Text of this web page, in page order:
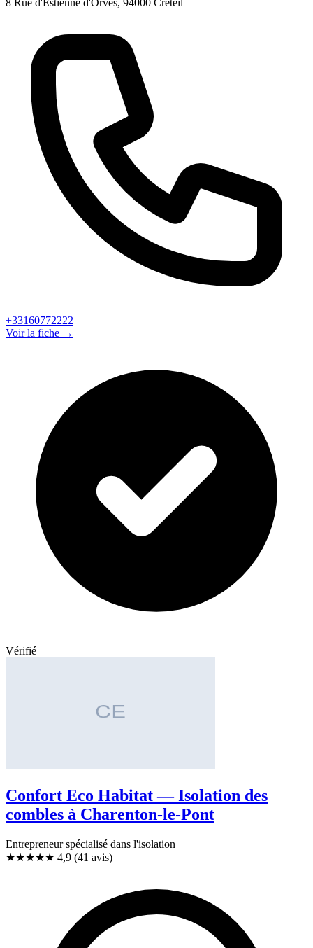
8 Rue d'Estienne d'Orves, 94000 Créteil
+33160772222
Voir la fiche →
Vérifié
Confort Eco Habitat — Isolation des
combles à Charenton-le-Pont
Entrepreneur spécialisé dans l'isolation
★★★★★ 4,9 (41 avis)